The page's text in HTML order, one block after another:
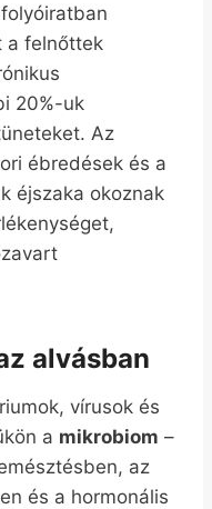
a felnőttek
20%-uk
Az
ébredések és a
éjszaka okoznak
alvásban
vírusok és
a mikrobiom –
az
és a hormonális